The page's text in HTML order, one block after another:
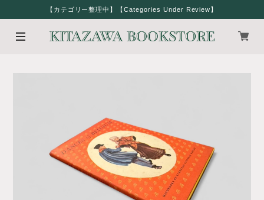
【カテゴリー整理中】【Categories Under Review】